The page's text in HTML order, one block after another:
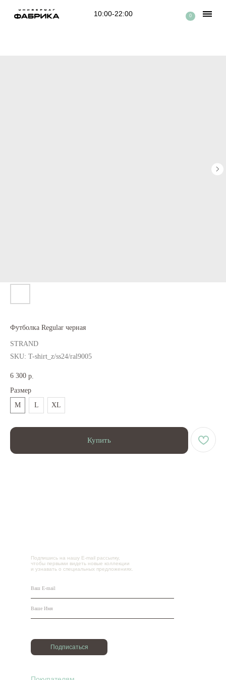
10:00-22:00
Футболка Regular черная
STRAND
SKU: T-shirt_z/ss24/ral9005
6 300 р.
Размер
M
L XL
Купить
Подпишись на нашу E-mail рассылку,
чтобы первыми видеть новые коллекции
и узнавать о специальных предложениях.
Подписаться